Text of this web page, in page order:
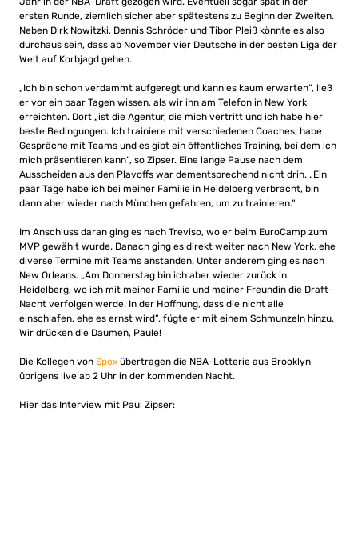
ersten Runde, ziemlich sicher aber spätestens zu Beginn der Zweiten.
Neben Dirk Nowitzki, Dennis Schröder und Tibor Pleiß könnte es also
durchaus sein, dass ab November vier Deutsche in der besten Liga der
Welt auf Korbjagd gehen.
„Ich bin schon verdammt aufgeregt und kann es kaum erwarten“, ließ
er vor ein paar Tagen wissen, als wir ihn am Telefon in New York
erreichten. Dort „ist die Agentur, die mich vertritt und ich habe hier
beste Bedingungen. Ich trainiere mit verschiedenen Coaches, habe
Gespräche mit Teams und es gibt ein öffentliches Training, bei dem ich
mich präsentieren kann“, so Zipser. Eine lange Pause nach dem
Ausscheiden aus den Playoffs war dementsprechend nicht drin. „Ein
paar Tage habe ich bei meiner Familie in Heidelberg verbracht, bin
dann aber wieder nach München gefahren, um zu trainieren.“
Im Anschluss daran ging es nach Treviso, wo er beim EuroCamp zum
MVP gewählt wurde. Danach ging es direkt weiter nach New York, ehe
diverse Termine mit Teams anstanden. Unter anderem ging es nach
New Orleans. „Am Donnerstag bin ich aber wieder zurück in
Heidelberg, wo ich mit meiner Familie und meiner Freundin die Draft-
Nacht verfolgen werde. In der Hoffnung, dass die nicht alle
einschlafen, ehe es ernst wird“, fügte er mit einem Schmunzeln hinzu.
Wir drücken die Daumen, Paule!
Die Kollegen von Spox übertragen die NBA-Lotterie aus Brooklyn
übrigens live ab 2 Uhr in der kommenden Nacht.
Hier das Interview mit Paul Zipser: